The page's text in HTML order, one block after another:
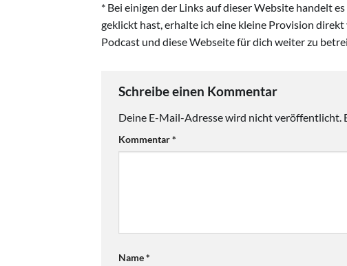
* Bei einigen der Links auf dieser Website handelt
geklickt hast, erhalte ich eine kleine Provision
Podcast und diese Webseite für dich weiter zu
Schreibe einen Kommentar
Deine E-Mail-Adresse wird nicht veröffentlicht.
Kommentar*
Name*